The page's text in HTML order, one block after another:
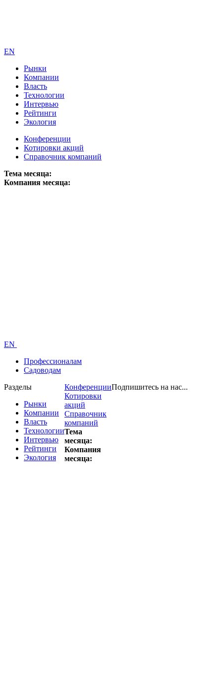
EN
Рынки
Компании
Власть
Технологии
Интервью
Рейтинги
Экология
Конференции
Котировки акций
Справочник компаний
Тема месяца:
Компания месяца:
EN
Профессионалам
Садоводам
Разделы
Рынки
Компании
Власть
Технологии
Интервью
Рейтинги
Экология
Конференции
Котировки
акций
Справочник
компаний
Тема
месяца:
Компания
месяца:
Подпишитесь на нас...